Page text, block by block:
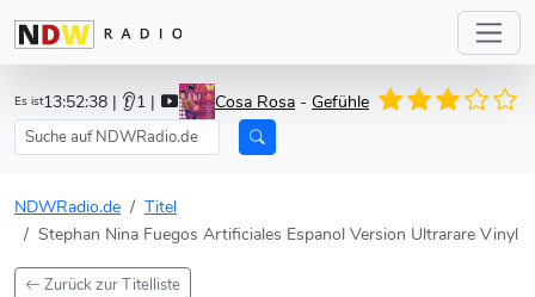
Es ist13:52:38 | 👂1 | Cosa Rosa - Gefühle
NDWRadio.de
Titel
Stephan Nina Fuegos Artificiales Espanol Version Ultrarare Vinyl
Zurück zur Titelliste